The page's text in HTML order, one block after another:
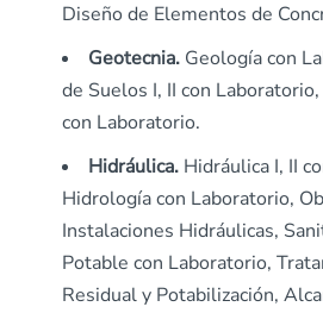
Diseño de Elementos de
Geotecnia. Geología con
de Suelos I, II con
con Laboratorio.
Hidráulica. Hidráulica I, II
Hidrología con Laboratorio,
Instalaciones Hidráulicas,
Potable con Laboratorio,
Residual y Potabilización,